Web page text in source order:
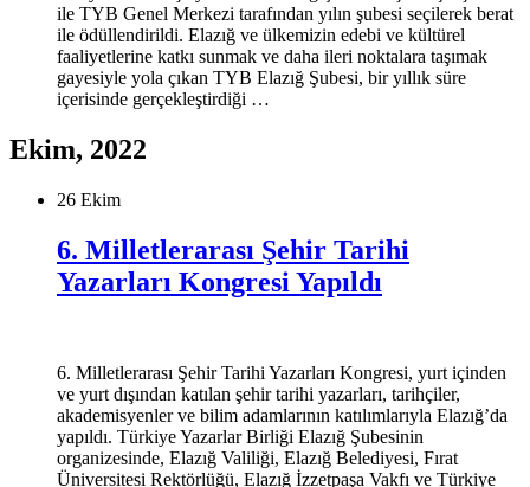
ile TYB Genel Merkezi tarafından yılın şubesi seçilerek berat
ile ödüllendirildi. Elazığ ve ülkemizin edebi ve kültürel
faaliyetlerine katkı sunmak ve daha ileri noktalara taşımak
gayesiyle yola çıkan TYB Elazığ Şubesi, bir yıllık süre
içerisinde gerçekleştirdiği …
Ekim, 2022
26 Ekim
6. Milletlerarası Şehir Tarihi
Yazarları Kongresi Yapıldı
6. Milletlerarası Şehir Tarihi Yazarları Kongresi, yurt içinden
ve yurt dışından katılan şehir tarihi yazarları, tarihçiler,
akademisyenler ve bilim adamlarının katılımlarıyla Elazığ’da
yapıldı. Türkiye Yazarlar Birliği Elazığ Şubesinin
organizesinde, Elazığ Valiliği, Elazığ Belediyesi, Fırat
Üniversitesi Rektörlüğü, Elazığ İzzetpaşa Vakfı ve Türkiye